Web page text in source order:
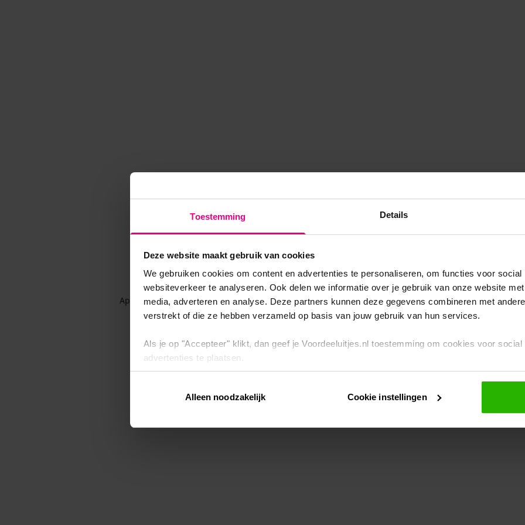
Toestemming Details
Deze website maakt gebruik van cookies
We gebruiken cookies om content en advertenties te personaliseren, om functies voor
websiteverkeer te analyseren. Ook delen we informatie over je gebruik van onze website
media, adverteren en analyse. Deze partners kunnen deze gegevens combineren met
verstrekt of die ze hebben verzameld op basis van jouw gebruik van hun services.
Als je op "Accepteer" klikt, dan geef je Voordeeluitjes.nl toestemming om cookies voor
advertenties te plaatsen.
Via "Cookie instellingen" kun je ook zelf instellen welke cookies worden geplaatst. Je kunt je
intrekken op onscookiebeleid.
Alleen noodzakelijk Cookie instellingen
Application error: a client-side exception has occurred while loadingwww.voordeeluitjes.nl (see the